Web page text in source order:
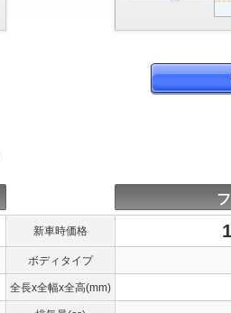
新車時価格
ボディタイプ
全長x全幅x全高(mm)